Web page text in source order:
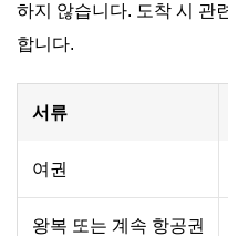
하지 않습니다. 도착 시 관
합니다.
서류
여권
왕복 또는 계속 항공권